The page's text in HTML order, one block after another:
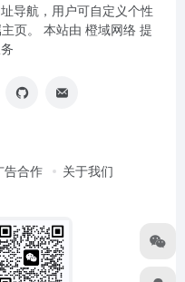
导航，用户可自定义个性
页。 本站由 橙域网络 提
告合作 关于我们